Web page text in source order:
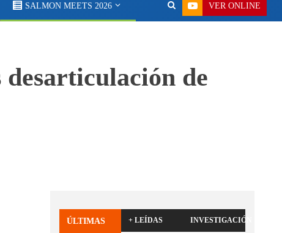
SALMON MEETS 2026 VER ONLINE
de
ÚLTIMAS + LEÍDAS INVESTIGACIÓN